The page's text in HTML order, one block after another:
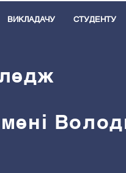
ВИКЛАДАЧУ СТУДЕНТУ